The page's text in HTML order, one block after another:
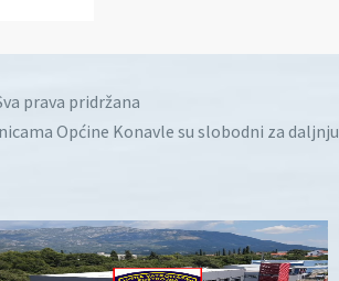
prava pridržana
Općine Konavle su slobodni za daljnju